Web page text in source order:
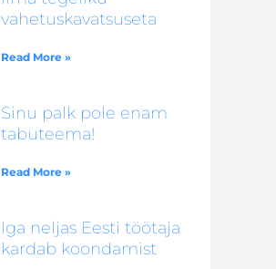
vahetuskavatsuseta
Read More »
Sinu palk pole enam
tabuteema!
Read More »
Iga neljas Eesti töötaja
kardab koondamist